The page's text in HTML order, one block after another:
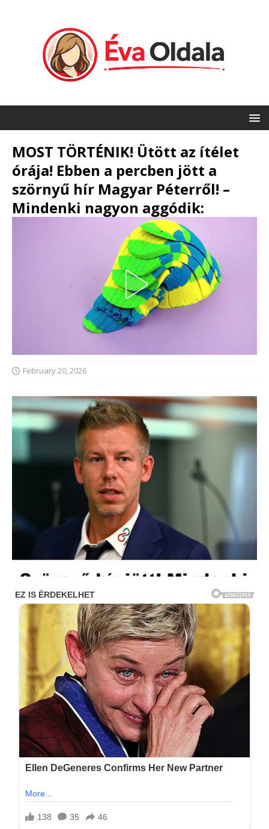
MOST TÖRTÉNIK! Ütött az ítélet
órája! Ebben a percben jött a
szörnyű hír Magyar Péterről! –
Mindenki nagyon aggódik:
February 20, 2026